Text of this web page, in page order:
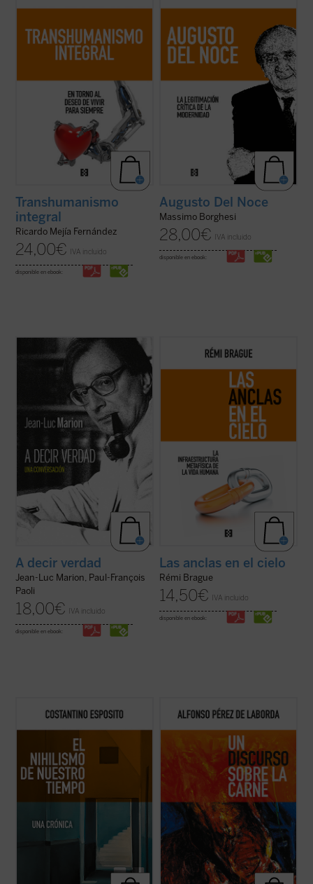
tecnológicos.... (ver ficha)
Transhumanismo
integral
Ricardo Mejía Fernández
24,00€ IVA incluido
disponible en ebook:
camino ideal dominado, en los años 1940-
1950, por una intención fundamental: la ...
(ver ficha)
Augusto Del Noce
Massimo Borghesi
28,00€ IVA incluido
disponible en ebook:
¿Hacia dónde va el mundo? ¿Cuál es el
estado de la Iglesia? ¿Qué futuro tiene
Europa? Estas son algunas de las
preguntas formuladas por el periodista
especializado en el mundo de la cultura
Paul-François Paoli a las que Jean-Luc
(ver ficha)
A decir verdad
Jean-Luc Marion, Paul-François
Paoli
18,00€ IVA incluido
disponible en ebook:
Lo que el autor nos ofrece aquí, con su
combinación característica de erudición e
decadencia ni el lamento nostálgico
respecto del mundo del pensamiento de
una época ya pasada, sino un resumen
(ver ficha)
Las anclas en el cielo
Rémi Brague
14,50€ IVA incluido
disponible en ebook:
El nihilismo se ha convertido en nuestro
tiempo en una cuestión abierta. ¿De qué
abocaba a una pérdida de valores e ideales,
plantea en estos momentos cuestiones ...
(ver ficha)
Punto omega: punto atractivo de
enamoramiento. Suave suasión carnal de
Punto de encarnación. La realidad se nos
vínculo substancial
expresa como realidad. Nuestras líneas de
(ver ficha)